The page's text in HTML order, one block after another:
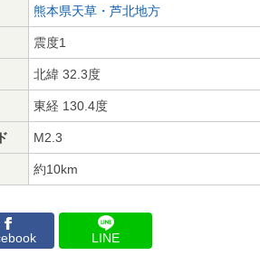
熊本県天草・芦北地方
震度1
北緯 32.3度
東経 130.4度
M2.3
約10km
LINE